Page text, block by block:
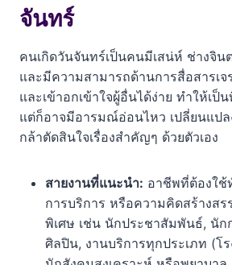
จันทร์
คนเกิดวันจันทร์เป็นคนมีเสน่ห์ ช่างจิน
และมีความสามารถด้านการสื่อสารเจ
และเข้าอกเข้าใจผู้อื่นได้ง่าย ทำให้เป็
แต่ก็อาจมีอารมณ์อ่อนไหว เปลี่ยนแปล
กล้าตัดสินใจเรื่องสำคัญๆ ด้วยตัวเอง
สายงานที่แนะนำ: อาชีพที่ต้องใช้
การบริการ หรือความคิดสร้างสร
พิเศษ เช่น นักประชาสัมพันธ์, นัก
ศิลปิน, งานบริการทุกประเภท (โ